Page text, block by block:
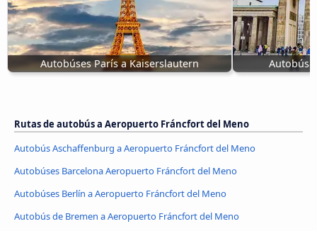
Autobúses París a Kaiserslautern Autobús
Rutas de autobús a Aeropuerto Fráncfort del Meno
Autobús Aschaffenburg a Aeropuerto Fráncfort del Meno
Autobúses Barcelona Aeropuerto Fráncfort del Meno
Autobúses Berlín a Aeropuerto Fráncfort del Meno
Autobús de Bremen a Aeropuerto Fráncfort del Meno